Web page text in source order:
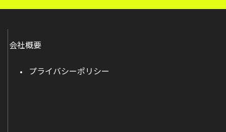
会社概要
プライバシーポリシー